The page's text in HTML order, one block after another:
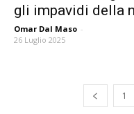
gli impavidi della
Omar Dal Maso -
26 Luglio 2025
1